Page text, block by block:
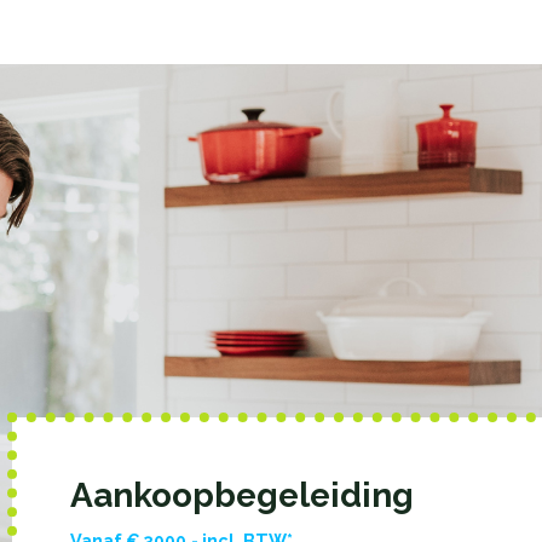
Aankoopbegeleiding